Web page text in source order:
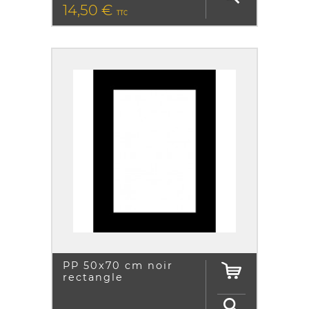
PRIX
14,50 € TTC
PP 50x70 cm noir
rectangle